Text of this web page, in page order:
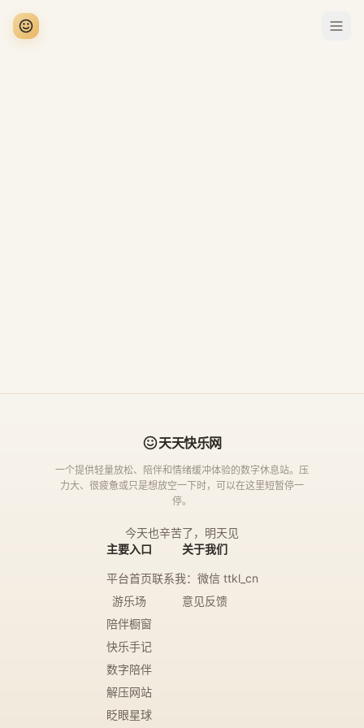
天天快乐网
一个提供轻量放松、陪伴和情绪缓冲体验的数字休息站。压
力大、很疲惫或只是想放空一下时，可以在这里短暂停一
停。
今天也辛苦了，明天见
主要入口
平台首页
游乐场
陪伴橱窗
快乐手记
数字陪伴
解压网站
眨眼星球
关于我们
联系我：微信 ttkl_cn
意见反馈